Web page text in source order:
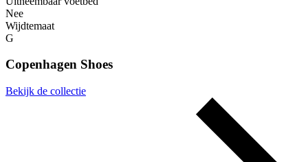
Nee
Wijdtemaat
G
Copenhagen Shoes
Bekijk de collectie